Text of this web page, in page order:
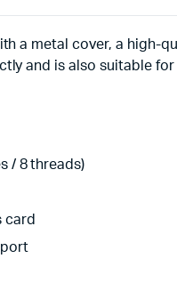
a metal cover, a
and is also suitable for
/ 8 threads)
card